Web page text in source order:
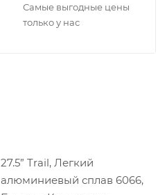
Самые выгодные цены
только у нас
27.5” Trail, Легкий
алюминиевый сплав 6066,